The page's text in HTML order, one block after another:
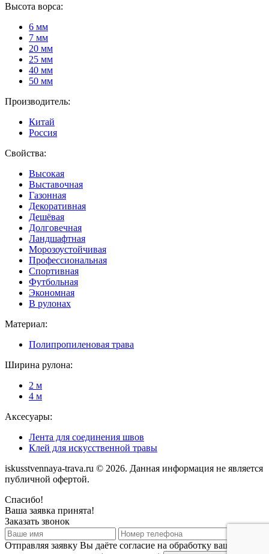
Высота ворса:
6 мм
7 мм
20 мм
25 мм
40 мм
50 мм
Производитель:
Китай
Россия
Свойства:
Высокая
Выставочная
Газонная
Декоративная
Дешёвая
Долговечная
Ландшафтная
Морозоустойчивая
Профессиональная
Спортивная
Футбольная
Экономная
В рулонах
Материал:
Полипропиленовая трава
Ширина рулона:
2 м
4 м
Аксесуары:
Лента для соединения швов
Клей для искусственной травы
iskusstvennaya-trava.ru © 2026. Данная информация не является
публичной офертой.
Спасибо!
Ваша заявка принята!
Заказать звонок
Отправляя заявку Вы даёте согласие на обработку ваших